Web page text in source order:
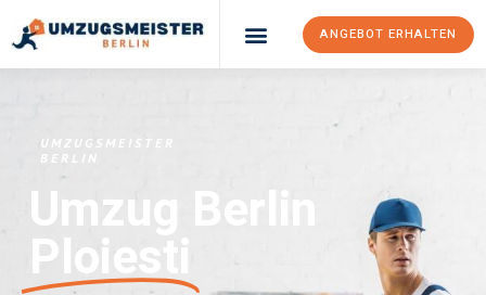
ANGEBOT ERHALTEN
UMZUGSMEISTER
BERLIN
Umzug Berlin
Ploiesti